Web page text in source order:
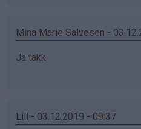
Mina Marie Salvesen -
Ja takk
Lill - 03.12.2019 - 09:37